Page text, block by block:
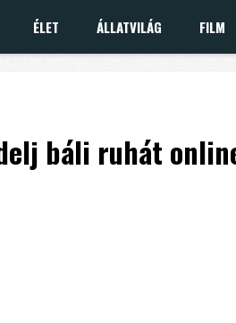
ÉLET ÁLLATVILÁG FILM
báli ruhát